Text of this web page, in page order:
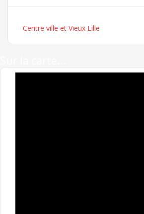
Centre ville et Vieux Lille